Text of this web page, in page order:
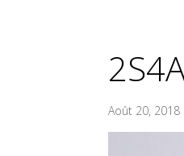
Août 20, 2018